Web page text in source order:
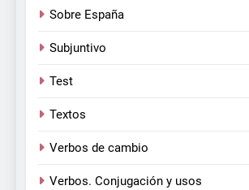
Sobre España
Subjuntivo
Test
Textos
Verbos de cambio
Verbos. Conjugación y usos